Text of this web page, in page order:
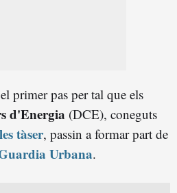
primer pas per tal que els
d'Energia (DCE), coneguts
tàser, passin a formar part de
Urbana.